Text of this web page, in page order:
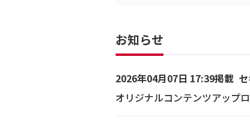
お知らせ
2026年04月07日 17:39掲載
オリジナルコンテンツアップ